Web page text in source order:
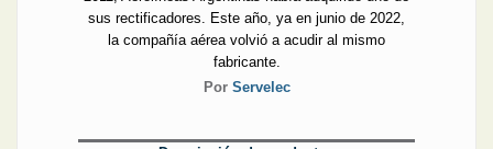
sus rectificadores. Este año, ya en junio de 2022,
la compañía aérea volvió a acudir al mismo
fabricante.
Por Servelec